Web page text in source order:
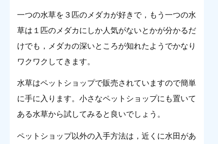
一つの水草を３匹のメダカが好きで，もう一つの水
草は１匹のメダカにしか人気がないとかが分かるだ
けでも，メダカの深いところが知れたようでかなり
ワクワクしてきます。
水草はペットショップで販売されていますので簡単
に手に入ります。小さなペットショップにも置いて
ある水草から試してみると良いでしょう。
ペットショップ以外の入手方法は，近くに水田があ